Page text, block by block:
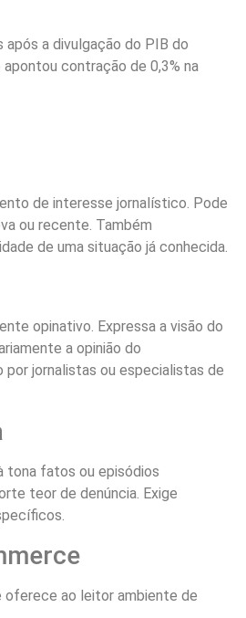
após a divulgação do PIB do
contração de 0,3% na
de interesse jornalístico. Pode
ou recente. Também
de uma situação já conhecida.
opinativo. Expressa a visão do
a opinião do
por jornalistas ou especialistas de
tona fatos ou episódios
teor de denúncia. Exige
oferece ao leitor ambiente de